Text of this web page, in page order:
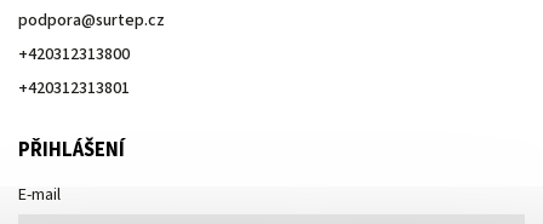
podpora@surtep.cz
+420312313800
+420312313801
PŘIHLÁŠENÍ
E-mail